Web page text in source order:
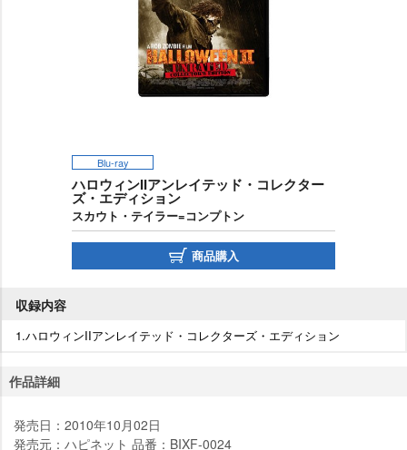
Blu-ray
ハロウィンIIアンレイテッド・コレクター
ズ・エディション
スカウト・テイラー=コンプトン
商品購入
収録内容
1.ハロウィンIIアンレイテッド・コレクターズ・エディション
作品詳細
発売日：2010年10月02日
発売元：ハピネット 品番：BIXF-0024